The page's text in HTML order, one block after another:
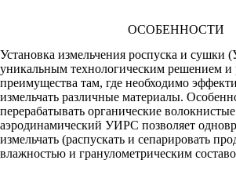
ОСОБЕННОСТИ
Установка измельчения роспуска и сушки
уникальным технологическим решением и
преимущества там, где необходимо
измельчать различные материалы.
перерабатывать органические
аэродинамический УИРС позволяет
измельчать (распускать и сепарировать
влажностью и гранулометрическим